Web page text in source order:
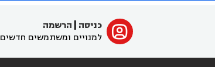
ﱐ כניסה
הרשמה
למנויים ומשתמשים חדשים